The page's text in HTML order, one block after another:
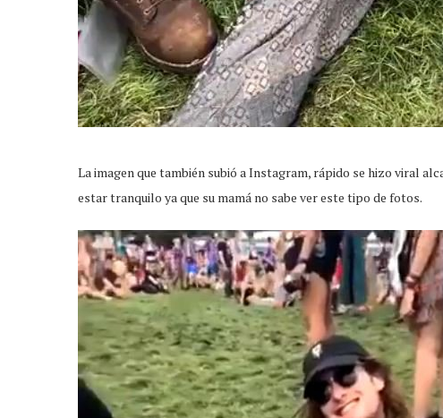
La imagen que también subió a Instagram, rápido se hizo viral
estar tranquilo ya que su mamá no sabe ver este tipo de fotos.